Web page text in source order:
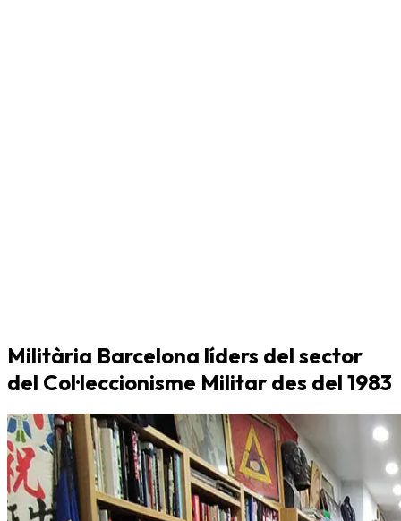
Militària Barcelona líders del sector
del Col·leccionisme Militar des del 1983